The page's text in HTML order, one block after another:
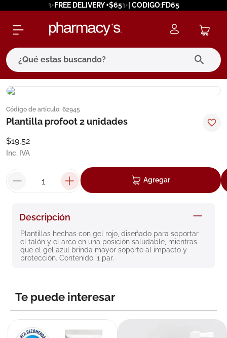
✨FREE DELIVERY +$65✨| CODIGO:FD65
¿Qué estas buscando?
Código de artículo: 62945
Plantilla profoot 2 unidades
$19,52
Inc. IVA
Agregar
Descripción
Plantillas hechas con gel rojo, diseñado para soportar
el talón y el arco en una posición saludable, mientras
que el gel azul brinda mayor soporte al impacto y
protección. Contenido: 1 par.
Te puede interesar
términos más buscados
1. eucerin
3
cerave
7. isdin
8. roche posay
9. megacistin